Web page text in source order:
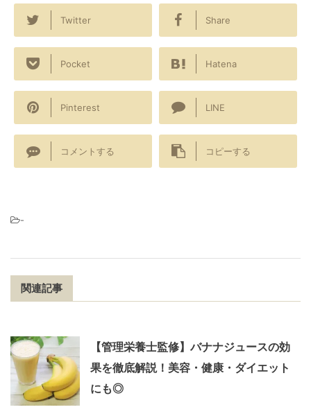
Twitter Share
Pocket Hatena
Pinterest LINE
コメントする コピーする
-
関連記事
【管理栄養士監修】バナナジュースの効
果を徹底解説！美容・健康・ダイエット
にも◎